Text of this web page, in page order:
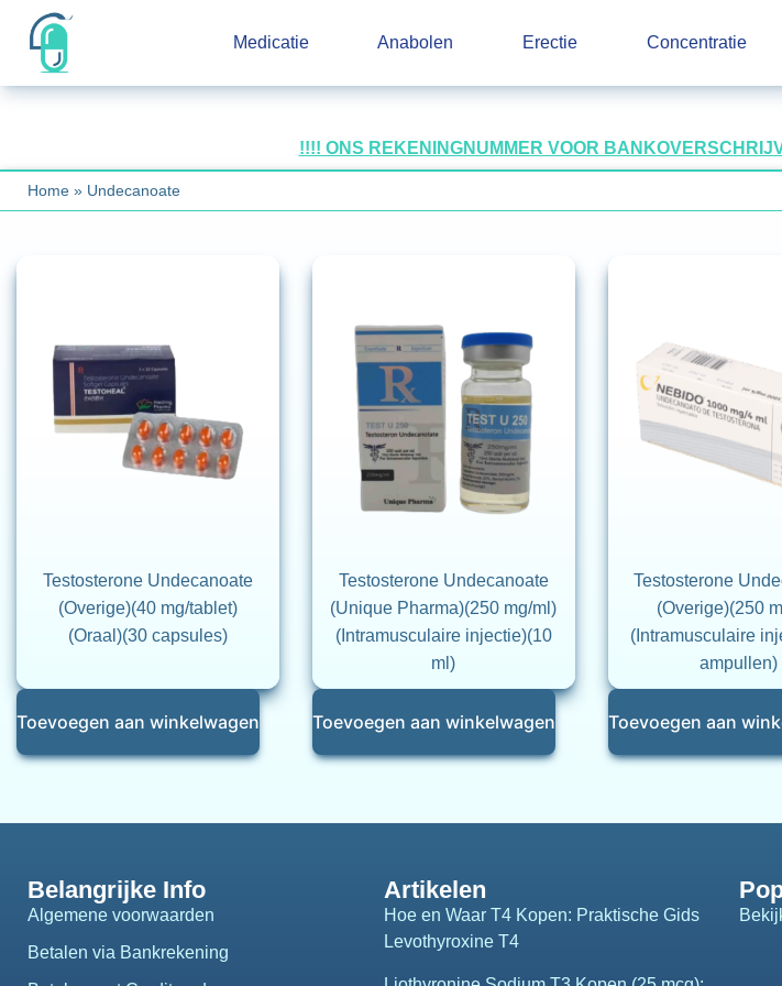
Medicatie Anabolen Erectie Concentratie
!!!! ONS REKENINGNUMMER VOOR
Home » Undecanoate
Testosterone Undecanoate
(Overige)(40 mg/tablet)
(Oraal)(30 capsules)
Toevoegen aan winkelwagen
Testosterone Undecanoate
(Unique Pharma)(250 mg/ml)
(Intramusculaire injectie)(10
ml)
Toevoegen aan winkelwagen
Testosterone
(Overige)(250
(Intramusculaire
ampullen)
Toevoegen aan
Belangrijke Info
Algemene voorwaarden
Betalen via Bankrekening
Artikelen
Hoe en Waar T4 Kopen: Praktische Gids
Levothyroxine T4